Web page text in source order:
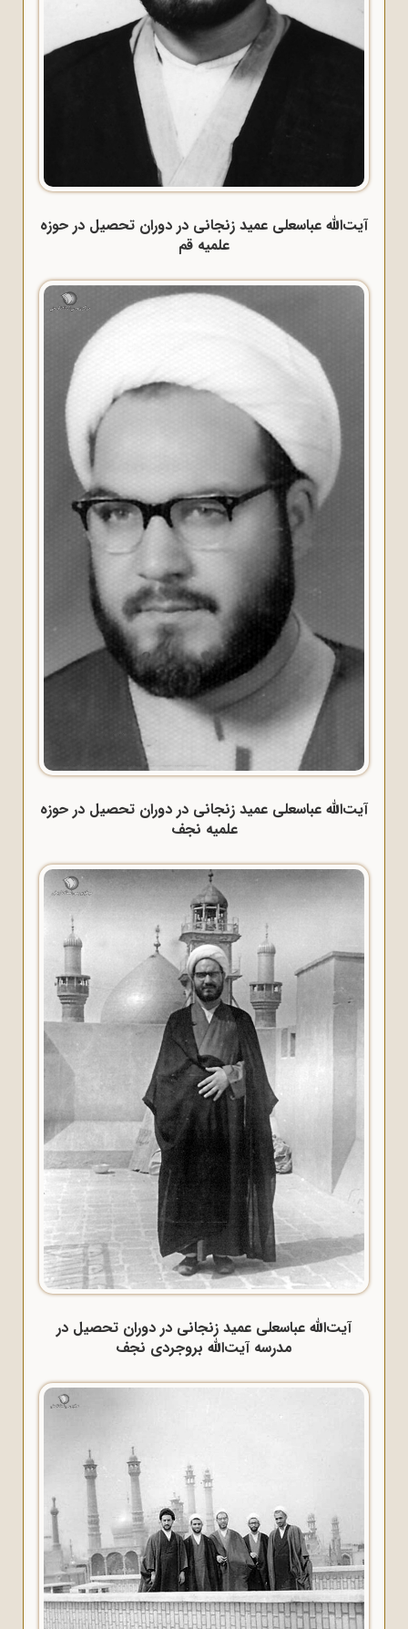
آیت‌الله عباسعلی عمید زنجانی در دوران تحصیل در حوزه
علمیه قم
آیت‌الله عباسعلی عمید زنجانی در دوران تحصیل در حوزه
علمیه نجف
آیت‌الله عباسعلی عمید زنجانی در دوران تحصیل در
مدرسه آیت‌الله بروجردی نجف